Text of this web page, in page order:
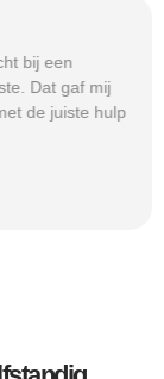
bij een
Dat gaf mij
de juiste hulp